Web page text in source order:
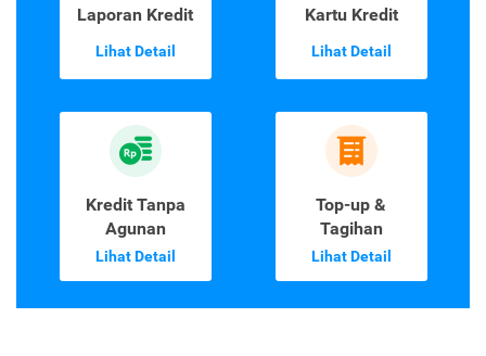
Laporan Kredit
Lihat Detail
Kartu Kredit
Lihat Detail
Kredit Tanpa
Agunan
Lihat Detail
Top-up &
Tagihan
Lihat Detail